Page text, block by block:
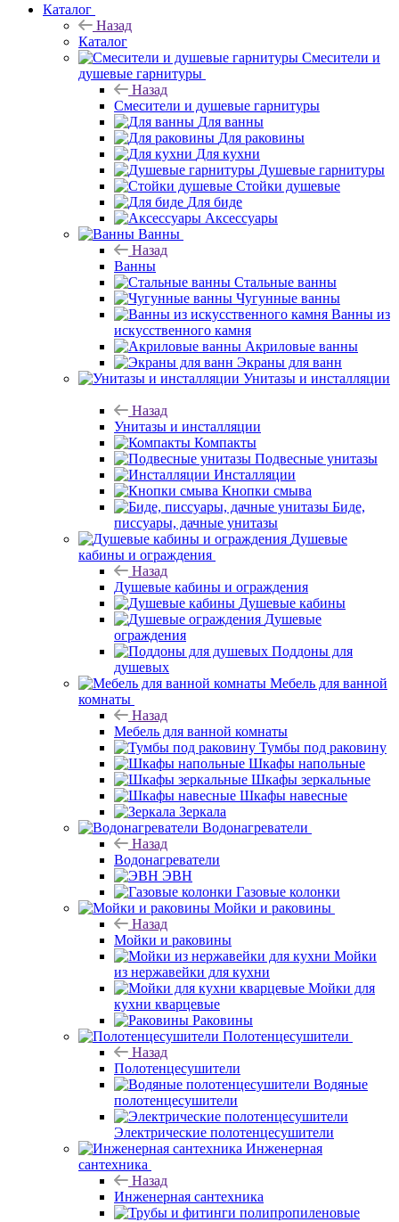
Каталог
Назад
Каталог
Смесители и
душевые гарнитуры
Назад
Смесители и душевые гарнитуры
Для ванны
Для раковины
Для кухни
Душевые гарнитуры
Стойки душевые
Для биде
Аксессуары
Ванны
Назад
Ванны
Стальные ванны
Чугунные ванны
Ванны из
искусственного камня
Акриловые ванны
Экраны для ванн
Унитазы и инсталляции
Назад
Унитазы и инсталляции
Компакты
Подвесные унитазы
Инсталляции
Кнопки смыва
Биде,
писсуары, дачные унитазы
Душевые
кабины и ограждения
Назад
Душевые кабины и ограждения
Душевые кабины
Душевые
ограждения
Поддоны для
душевых
Мебель для ванной
комнаты
Назад
Мебель для ванной комнаты
Тумбы под раковину
Шкафы напольные
Шкафы зеркальные
Шкафы навесные
Зеркала
Водонагреватели
Назад
Водонагреватели
ЭВН
Газовые колонки
Мойки и раковины
Назад
Мойки и раковины
Мойки
из нержавейки для кухни
Мойки для
кухни кварцевые
Раковины
Полотенцесушители
Назад
Полотенцесушители
Водяные
полотенцесушители
Электрические полотенцесушители
Инженерная
сантехника
Назад
Инженерная сантехника